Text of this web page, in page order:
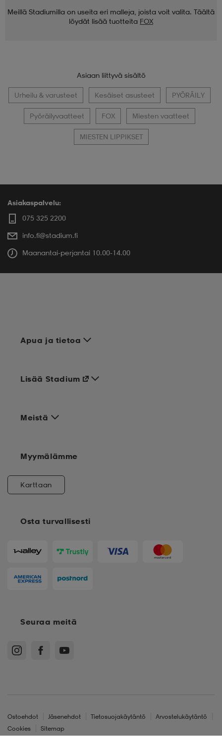
Meillä Stadiumilla on useita eri malleja, joista voit valita. Täältä
löydät lisää tuotteita FOX
Asiaan liittyvä sisältö
Urheilu & varusteet Kesäiset asusteet PYÖRÄILY
Pyöräilyvaatteet FOX Miesten vaatteet
MIESTEN LIPPIKSET
Asiakaspalvelu:
075 325 2200
info.fi@stadium.fi
Maanantai-perjantai 10.00-14.00
Apua ja tietoa
Meistä
Osta turvallisesti
Lisää Stadium
Myymälämme
Karttaan
Seuraa meitä
Ostoehdot Jäsenehdot Tietosuojakäytäntö
Arvostelukäytäntö
Cookies
Sitemap